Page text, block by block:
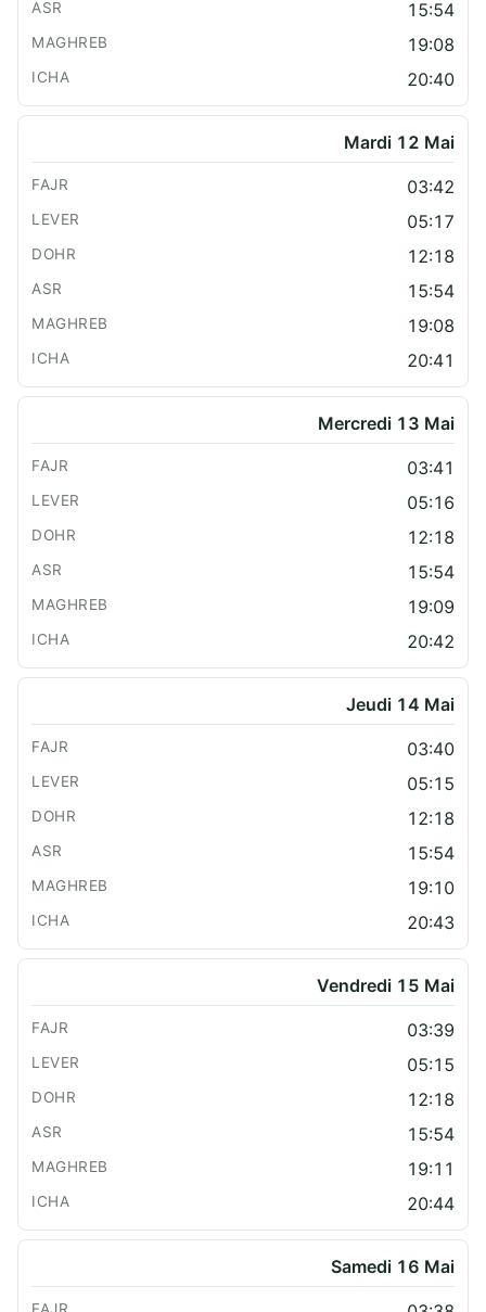
15:54
19:08
20:40
Mardi 12 Mai
03:42
05:17
12:18
15:54
19:08
20:41
Mercredi 13 Mai
03:41
05:16
12:18
15:54
19:09
20:42
Jeudi 14 Mai
03:40
05:15
12:18
15:54
19:10
20:43
Vendredi 15 Mai
03:39
05:15
12:18
15:54
19:11
20:44
Samedi 16 Mai